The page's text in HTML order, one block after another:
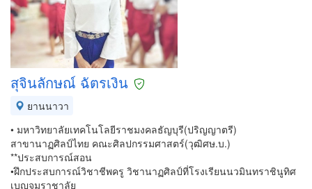
สุจินลักษณ์ ฉัตรเงิน
ยานนาวา
• มหาวิทยาลัยเทคโนโลยีราชมงคลธัญบุรี(ปริญญาตรี)
สาขานาฏศิลป์ไทย คณะศิลปกรรมศาสตร์(วุฒิศษ.บ.)
**ประสบการณ์สอน
•ฝึกประสบการณ์วิชาชีพครู วิชานาฏศิลป์ที่โรงเรียนนวมินทราชินูทิศ
เบญจมราชาลัย